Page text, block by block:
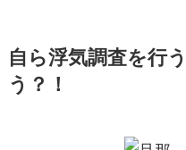
自ら浮気調査を行
う？！